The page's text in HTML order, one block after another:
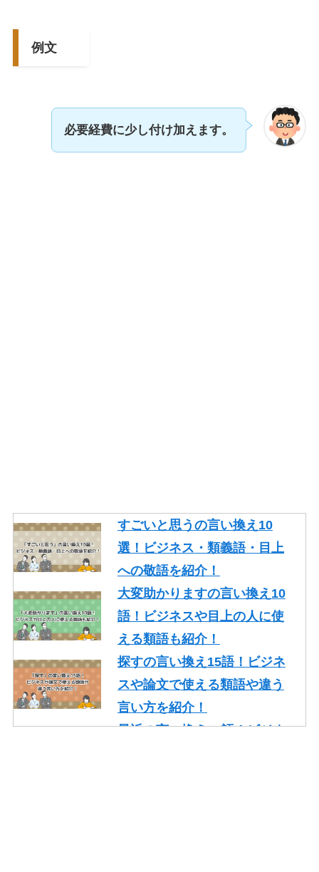
例文
必要経費に少し付け加えます。
すごいと思うの言い換え10
選！ビジネス・類義語・目上
への敬語を紹介！
大変助かりますの言い換え10
語！ビジネスや目上の人に使
える類語も紹介！
探すの言い換え15語！ビジネ
スや論文で使える類語や違う
言い方を紹介！
最近の言い換え15語！ビジネ